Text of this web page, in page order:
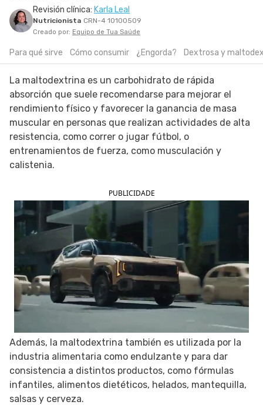
EMBARAZO
SIGUE TUA SAÚDE EN LAS REDES SOCIALES
Revisión clínica: Karla Leal
Nutricionista CRN-4 10100509
Creado por: Equipo de Tua Saúde
Para qué sirve Cómo consumir ¿Engorda? Dextrosa y
La maltodextrina es un carbohidrato de rápida
absorción que suele recomendarse para mejorar el
rendimiento físico y favorecer la ganancia de masa
muscular en personas que realizan actividades de alta
resistencia, como correr o jugar fútbol, o
entrenamientos de fuerza, como musculación y
calistenia.
PUBLICIDADE
Además, la maltodextrina también es utilizada por la
industria alimentaria como endulzante y para dar
consistencia a distintos productos, como fórmulas
infantiles, alimentos dietéticos, helados, mantequilla,
salsas y cerveza.